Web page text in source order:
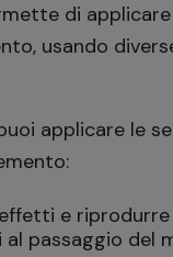
di
usando
applicare le
e riprodurre
passaggio del